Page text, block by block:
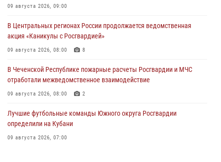
09 августа 2026, 09:00
В Центральных регионах России продолжается ведомственная
акция «Каникулы с Росгвардией»
09 августа 2026, 08:00 8
В Чеченской Республике пожарные расчеты Росгвардии и МЧС
отработали межведомственное взаимодействие
09 августа 2026, 08:00 2
Лучшие футбольные команды Южного округа Росгвардии
определили на Кубани
09 августа 2026, 07:00